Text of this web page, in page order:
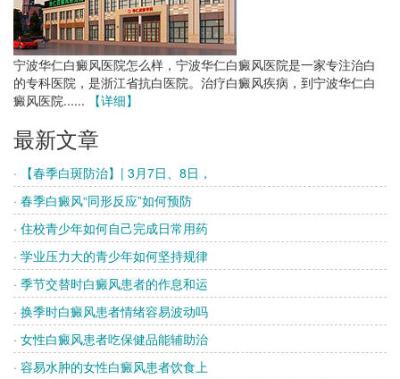
宁波华仁白癜风医院怎么样，宁波华仁白癜风医院是一家专注治白
的专科医院，是浙江省抗白医院。治疗白癜风疾病，到宁波华仁白
癜风医院......
【详细】
最新文章
· 【春季白斑防治】| 3月7日、8日，
· 春季白癜风“同形反应”如何预防
· 住校青少年如何自己完成日常用药
· 学业压力大的青少年如何坚持规律
· 季节交替时白癜风患者的作息和运
· 换季时白癜风患者情绪容易波动吗
· 女性白癜风患者吃保健品能辅助治
· 容易水肿的女性白癜风患者饮食上